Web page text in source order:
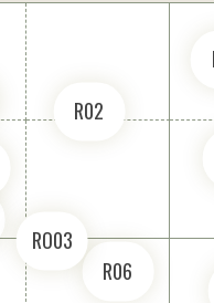
R02
R06
RO03